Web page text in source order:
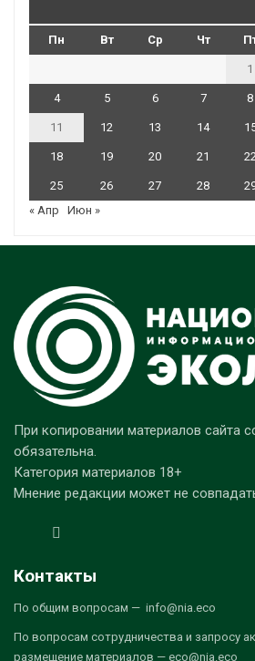
Пн Вт Ср Чт
1
4 5 6 7 8
11 12 13 14
18 19 20 21 22
25 26 27 28
« Апр
Июн »
При копировании материалов сайта
обязательна.
Категория материалов 18+
Мнение редакции может не
Контакты
По общим вопросам — info@nia.eco
По вопросам сотрудничества и запросу
размещение материалов — eco@nia.eco